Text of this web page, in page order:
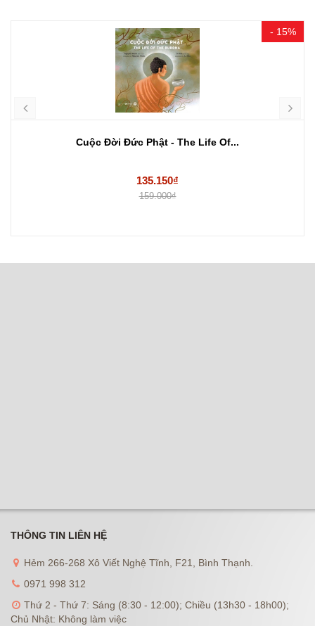
- 15%
Cuộc Đời Đức Phật - The Life Of...
135.150₫
159.000₫
THÔNG TIN LIÊN HỆ
Hẻm 266-268 Xô Viết Nghệ Tĩnh, F21, Bình Thạnh.
0971 998 312
Thứ 2 - Thứ 7: Sáng (8:30 - 12:00); Chiều (13h30 - 18h00);
Chủ Nhật: Không làm việc